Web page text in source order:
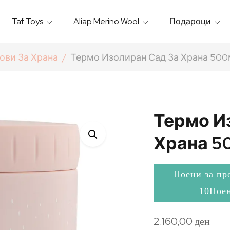
Taf Toys Aliap Merino Wool Подароци
За Храна Термо Изолиран Сад За Храна
Термо
Храна
Поени за
2.160,00ден